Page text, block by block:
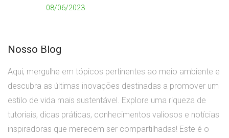
08/06/2023
Nosso Blog
Aqui, mergulhe em tópicos pertinentes ao meio ambiente e
descubra as últimas inovações destinadas a promover um
estilo de vida mais sustentável. Explore uma riqueza de
tutoriais, dicas práticas, conhecimentos valiosos e notícias
inspiradoras que merecem ser compartilhadas! Este é o